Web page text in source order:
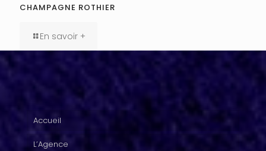
CHAMPAGNE ROTHIER
En savoir +
Accueil
L’Agence